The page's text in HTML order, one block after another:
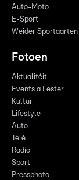
Auto-Moto
E-Sport
Weider Sportaarten
Fotoen
Aktualitéit
Events a Fester
Kultur
Lifestyle
Auto
Télé
Radio
Sport
Pressphoto